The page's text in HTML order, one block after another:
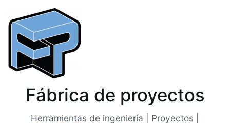
contenido
Fábrica de proyectos
Herramientas de ingeniería | Proyectos |